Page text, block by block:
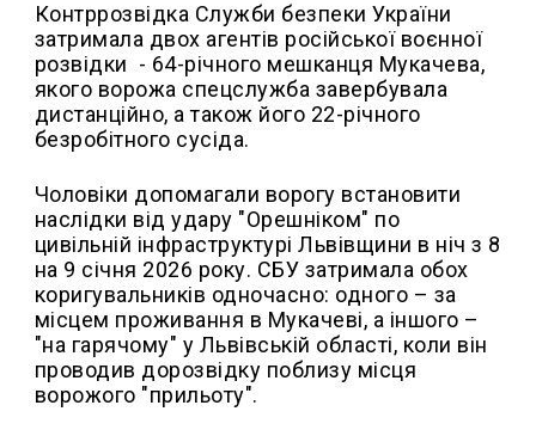
Контррозвідка Служби безпеки України
затримала двох агентів російської воєнної
розвідки - 64-річного мешканця Мукачева,
якого ворожа спецслужба завербувала
дистанційно, а також його 22-річного
безробітного сусіда.
Чоловіки допомагали ворогу встановити
наслідки від удару "Орешніком" по
цивільній інфраструктурі Львівщини в ніч з 8
на 9 січня 2026 року. СБУ затримала обох
коригувальників одночасно: одного – за
місцем проживання в Мукачеві, а іншого –
"на гарячому" у Львівській області, коли він
проводив дорозвідку поблизу місця
ворожого "прильоту".